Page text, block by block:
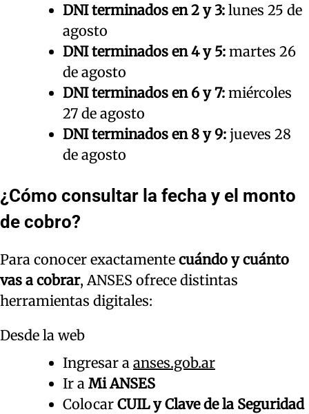
DNI terminados en 2 y 3: lunes 25 de
agosto
DNI terminados en 4 y 5: martes 26
de agosto
DNI terminados en 6 y 7: miércoles
27 de agosto
DNI terminados en 8 y 9: jueves 28
de agosto
¿Cómo consultar la fecha y el monto
de cobro?
Para conocer exactamente cuándo y cuánto
vas a cobrar, ANSES ofrece distintas
herramientas digitales:
Desde la web
Ingresar a anses.gob.ar
Ir a Mi ANSES
Colocar CUIL y Clave de la Seguridad